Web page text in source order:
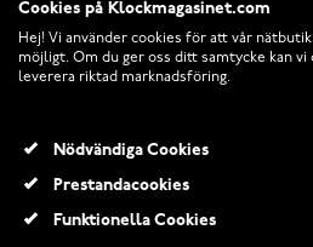
Cookies på Klockmagasinet.com
Hej! Vi använder cookies för att vår
möjligt. Om du ger oss ditt samtycke kan vi
leverera riktad marknadsföring.
Nödvändiga Cookies
Prestandacookies
Funktionella Cookies